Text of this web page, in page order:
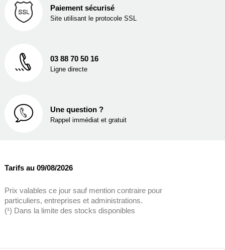
Paiement sécurisé
Site utilisant le protocole SSL
03 88 70 50 16
Ligne directe
Une question ?
Rappel immédiat et gratuit
Tarifs au 09/08/2026
Prix valables ce jour sauf mention contraire pour
particuliers, entreprises et administrations.
(¹) Dans la limite des stocks disponibles